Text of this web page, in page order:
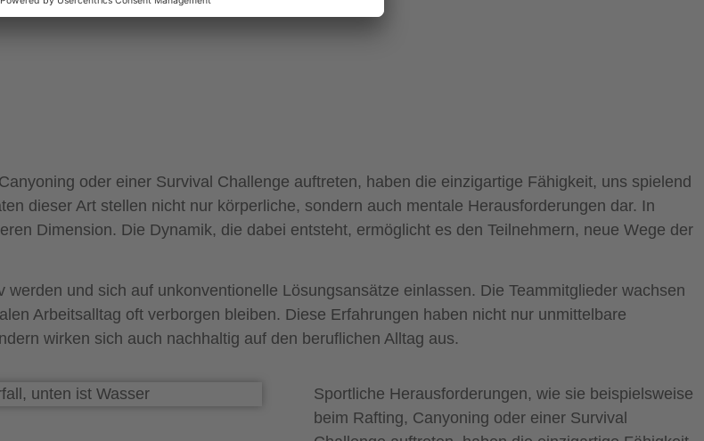
oder einer Survival Challenge auftreten, haben die einzigartige Fähigkeit, uns spielend
dieser Art stellen nicht nur körperliche, sondern auch mentale Herausforderungen dar. In
Dimension. Die Dynamik, die dabei entsteht, ermöglicht es den Teilnehmern, neue Wege der
und sich auf unkonventionelle Lösungsansätze einlassen. Die Teammitglieder wachsen
Arbeitsalltag oft verborgen bleiben. Diese Erfahrungen haben nicht nur unmittelbare
wirken sich auch nachhaltig auf den beruflichen Alltag aus.
Sportliche Herausforderungen, wie sie beispielsweise
beim Rafting, Canyoning oder einer Survival